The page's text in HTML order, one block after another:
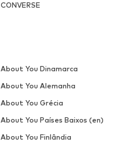
CONVERSE
About You Dinamarca
About You Alemanha
About You Grécia
About You Países Baixos (en)
About You Finlândia